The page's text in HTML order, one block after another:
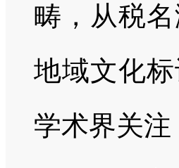
畴，从税
地域文化
学术界关